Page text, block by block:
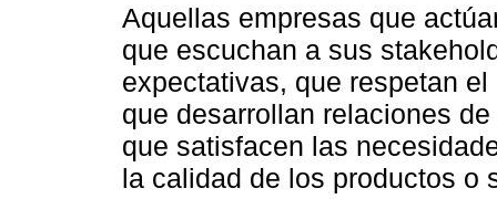
Aquellas empresas que
que escuchan a sus
expectativas, que respetan
que desarrollan relaciones
que satisfacen las
la calidad de los productos o